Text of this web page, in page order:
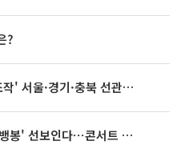
?
기·충북 선관위 등 추가 압수수색
빅뱅, 20주년 기념 '새 뱅봉' 선보인다⋯콘서트 앞두고 팝업 개최